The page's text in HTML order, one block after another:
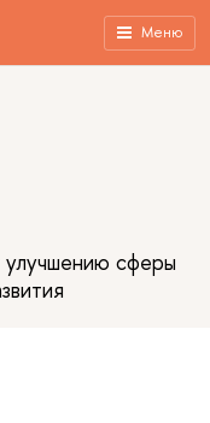
Меню
улучшению сферы